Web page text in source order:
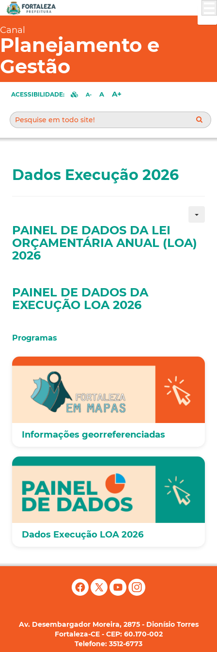
Canal
Planejamento e
Gestão
ACESSIBILIDADE: A- A A+
Dados Execução 2026
PAINEL DE DADOS DA LEI
ORÇAMENTÁRIA ANUAL (LOA)
2026
PAINEL DE DADOS DA
EXECUÇÃO LOA 2026
Programas
Informações georreferenciadas
Dados Execução LOA 2026
Av. Desembargador Moreira, 2875 - Dionísio Torres
Fortaleza-CE - CEP: 60.170-002
Telefone: 3512-6773